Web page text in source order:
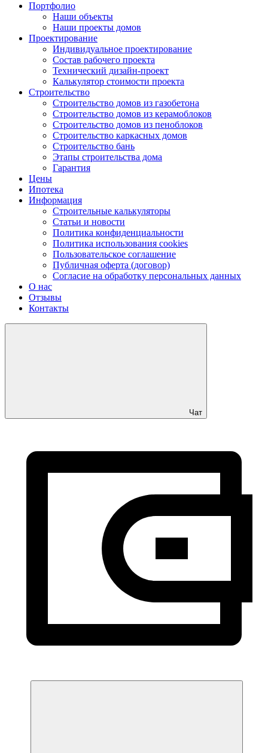
Портфолио
Наши объекты
Наши проекты домов
Проектирование
Индивидуальное проектирование
Состав рабочего проекта
Технический дизайн-проект
Калькулятор стоимости проекта
Строительство
Строительство домов из газобетона
Строительство домов из керамоблоков
Строительство домов из пеноблоков
Строительство каркасных домов
Строительство бань
Этапы строительства дома
Гарантия
Цены
Ипотека
Информация
Строительные калькуляторы
Статьи и новости
Политика конфиденциальности
Политика использования cookies
Пользовательское соглашение
Публичная оферта (договор)
Согласие на обработку персональных данных
О нас
Отзывы
Контакты
Чат